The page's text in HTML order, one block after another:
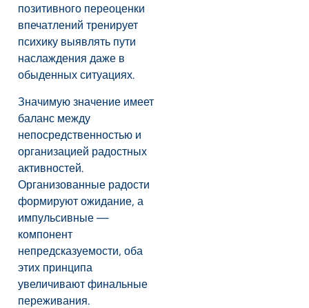
позитивного переоценки
впечатлений тренирует
психику выявлять пути
наслаждения даже в
обыденных ситуациях.
Значимую значение имеет
баланс между
непосредственностью и
организацией радостных
активностей.
Организованные радости
формируют ожидание, а
импульсивные —
компонент
непредсказуемости, оба
этих принципа
увеличивают финальные
переживания.